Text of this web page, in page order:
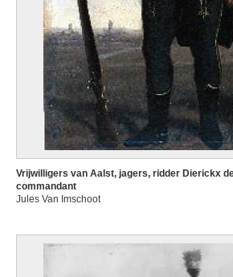
Vrijwilligers van Aalst, jagers, ridder Dierickx
commandant
Jules Van Imschoot